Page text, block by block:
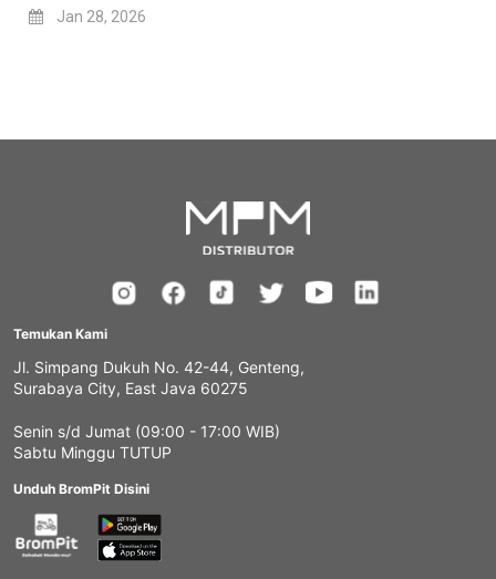
Jan 28, 2026
Temukan Kami
Jl. Simpang Dukuh No. 42-44, Genteng,
Surabaya City, East Java 60275
Senin s/d Jumat (09:00 - 17:00 WIB)
Sabtu Minggu TUTUP
Unduh BromPit Disini